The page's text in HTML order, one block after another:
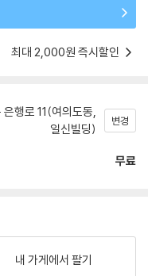
최대 2,000원 즉시할인
행로 11(여의도동,
일신빌딩)
변경
무료
내 가게에서 팔기